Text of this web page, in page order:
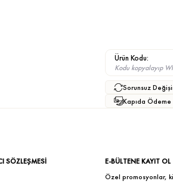
Ürün Kodu:
Kodu kopyalayıp
Sorunsuz
Kapıda Ödeme
SÖZLEŞMESİ
E-BÜLTENE KAYIT OL
Özel promosyonlar,